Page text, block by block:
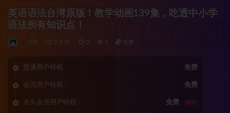
英语语法台湾原版！教学动画139集，吃透中小学
语法所有知识点！
小学 2 年前 0 5 免费
普通用户特权： 免费
会员用户特权： 免费
永久会员用户特权： 免费 推荐